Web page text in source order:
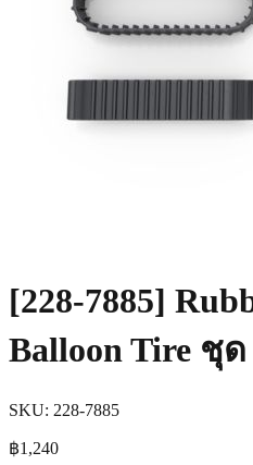
[228-7885]
Balloon Tire ชุด
SKU: 228-7885
฿1,240